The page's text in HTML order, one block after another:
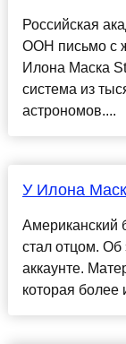
Российская
ООН письмо с
Илона Маска
система из
астрономов....
У Илона
Американский
стал отцом.
аккаунте.
которая более